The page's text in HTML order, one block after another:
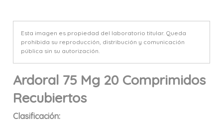
Esta imagen es propiedad del laboratorio titular. Queda
prohibida su reproducción, distribución y comunicación
pública sin su autorización.
Ardoral 75 Mg 20 Comprimidos
Recubiertos
Clasificación: